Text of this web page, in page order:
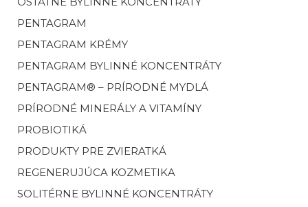
PENTAGRAM
PENTAGRAM KRÉMY
PENTAGRAM BYLINNÉ KONCENTRÁTY
PENTAGRAM® – PRÍRODNÉ MYDLÁ
PRÍRODNÉ MINERÁLY A VITAMÍNY
PROBIOTIKÁ
PRODUKTY PRE ZVIERATKÁ
REGENERUJÚCA KOZMETIKA
SOLITÉRNE BYLINNÉ KONCENTRÁTY